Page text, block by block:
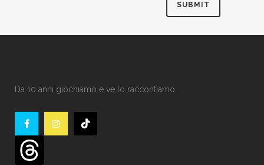
Da 10 anni giochiamo e ve lo raccontiamo.